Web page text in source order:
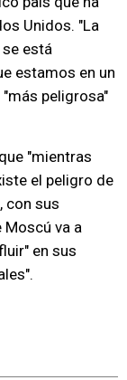
Unidos. "La
está
estamos en un
peligrosa"
"mientras
el peligro de
con sus
Moscú va a
en sus